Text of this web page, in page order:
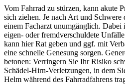
Vom Fahrrad zu stürzen, kann akute
sich ziehen. Je nach Art und
einem Facharzt unumgänglich. Dabei
eigen- oder fremdverschuldete
kann hier Rat geben und ggf. mit
eine schnelle Genesung sorgen.
betonen: Verringern Sie Ihr Risiko
Schädel-Hirn-Verletzungen, in dem
Helm während des Fahrradfahrens